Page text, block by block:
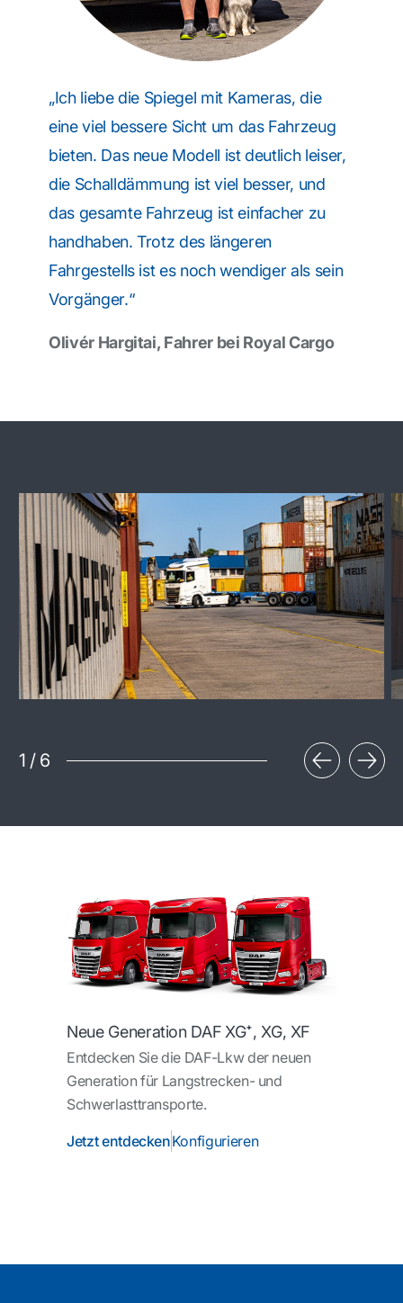
„Ich liebe die Spiegel mit Kameras, die
eine viel bessere Sicht um das Fahrzeug
bieten. Das neue Modell ist deutlich leiser,
die Schalldämmung ist viel besser, und
das gesamte Fahrzeug ist einfacher zu
handhaben. Trotz des längeren
Fahrgestells ist es noch wendiger als sein
Vorgänger.“
Olivér Hargitai, Fahrer bei Royal Cargo
1 / 6
Neue Generation DAF XG⁺, XG, XF
Entdecken Sie die DAF-Lkw der neuen
Generation für Langstrecken- und
Schwerlasttransporte.
Jetzt entdeckenKonfigurieren